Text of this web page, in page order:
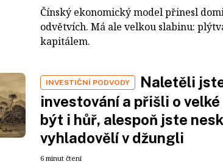
Čínský ekonomický model přinesl
odvětvích. Má ale velkou slabinu:
kapitálem.
INVESTIČNÍ PODVODY
Naletěli
investování a přišli o
být i hůř, alespoň jste
vyhladovělí v džungli
6 minut čtení